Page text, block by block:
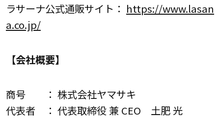
ラサーナ公式通販サイト： https://www.lasan
a.co.jp/
【会社概要】
商号 ： 株式会社ヤマサキ
代表者 ： 代表取締役 兼 CEO 土肥 光